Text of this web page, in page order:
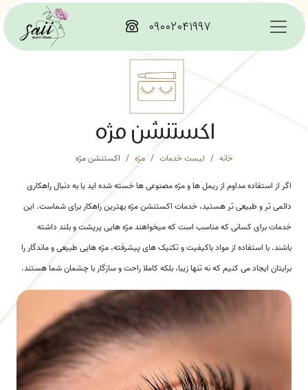
۰۹۰۰۲۰۴۱۹۹۷
اکستنشن مژه
خانه لیست خدمات مژه اکستنشن مژه
اگر از استفاده مداوم از ریمل ها و مژه مصنوعی ها خسته شده اید یا به دنبال راهکاری
دائمی تر و طبیعی تر هستید، خدمات اکستنشن مژه بهترین راهکار برای شماست. این
خدمات برای کسانی که مناسب است که میخواهند مژه هایی پرپشت و بلند داشته
باشند. با استفاده از مواد باکیفیت و تکنیک های پیشرفته، مژه هایی طبیعی و ماندگار را
برایتان ایجاد می کنیم که نه تنها زیبا، بلکه کاملا راحت و سازگار با چشمان شما هستند.